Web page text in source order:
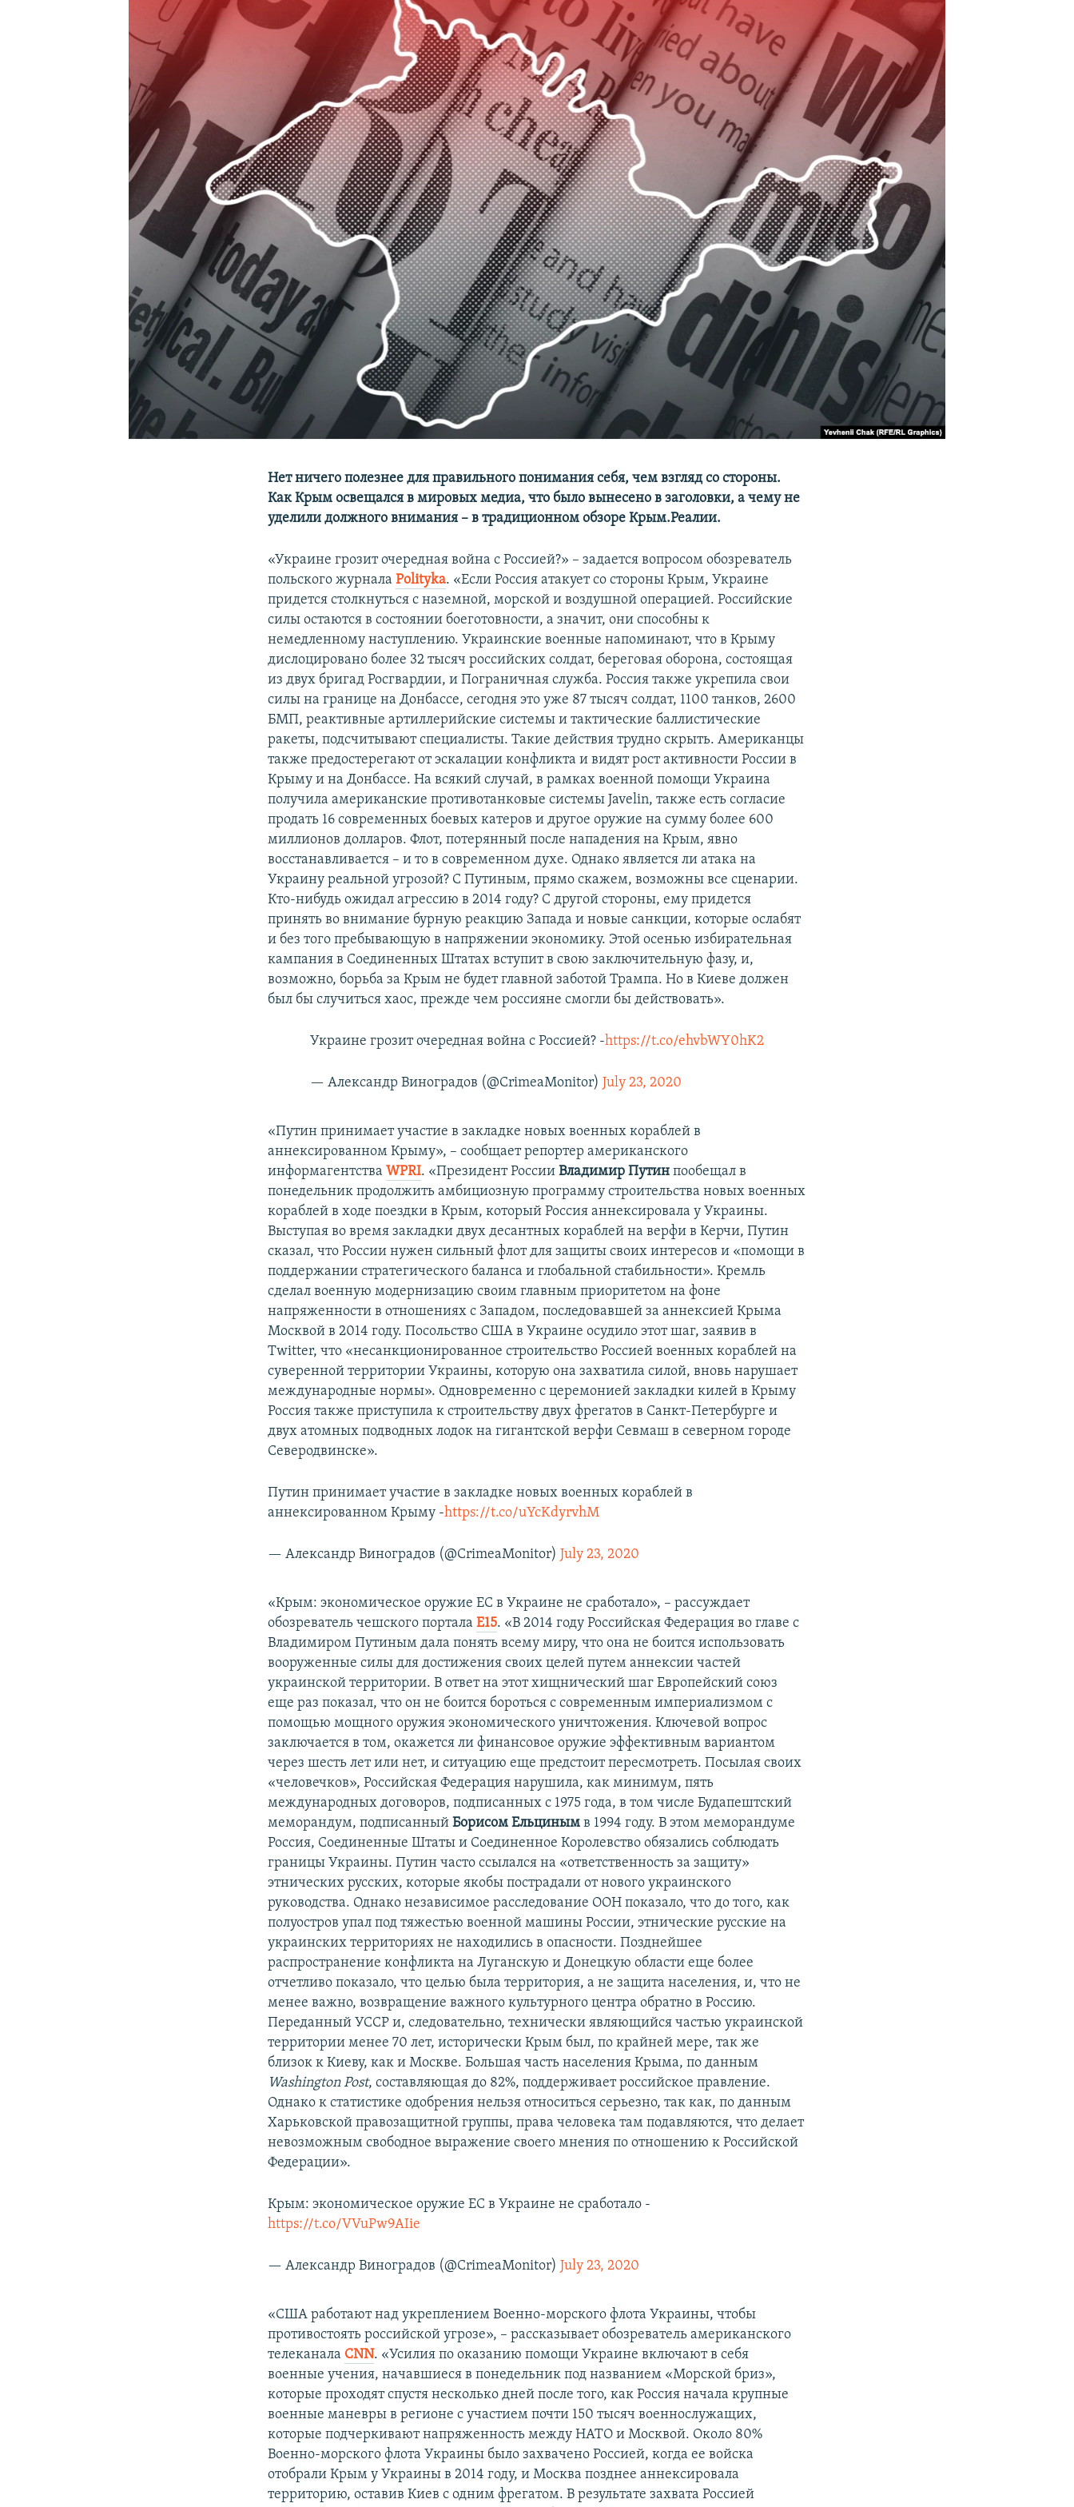
КРЫМ.НЕПОКОРЕННЫЙ
УКРАИНСКАЯ ПРОБЛЕМА КРЫМА
Нет ничего полезнее для правильного понимания себя, чем взгляд со стороны.
Как Крым освещался в мировых медиа, что было вынесено в заголовки, а чему не
уделили должного внимания – в традиционном обзоре Крым.Реалии.
«Украине грозит очередная война с Россией?» – задается вопросом обозреватель
польского журналаРolityka. «Если Россия атакует со стороны Крым, Украине
придется столкнуться с наземной, морской и воздушной операцией. Российские
силы остаются в состоянии боеготовности, а значит, они способны к
немедленному наступлению. Украинские военные напоминают, что в Крыму
дислоцировано более 32 тысяч российских солдат, береговая оборона, состоящая
из двух бригад Росгвардии, и Пограничная служба. Россия также укрепила свои
силы на границе на Донбассе, сегодня это уже 87 тысяч солдат, 1100 танков, 2600
БМП, реактивные артиллерийские системы и тактические баллистические
ракеты, подсчитывают специалисты. Такие действия трудно скрыть. Американцы
также предостерегают от эскалации конфликта и видят рост активности России в
Крыму и на Донбассе. На всякий случай, в рамках военной помощи Украина
получила американские противотанковые системы Javelin, также есть согласие
продать 16 современных боевых катеров и другое оружие на сумму более 600
миллионов долларов. Флот, потерянный после нападения на Крым, явно
восстанавливается – и то в современном духе. Однако является ли атака на
Украину реальной угрозой? С Путиным, прямо скажем, возможны все сценарии.
Кто-нибудь ожидал агрессию в 2014 году? С другой стороны, ему придется
принять во внимание бурную реакцию Запада и новые санкции, которые ослабят
и без того пребывающую в напряжении экономику. Этой осенью избирательная
кампания в Соединенных Штатах вступит в свою заключительную фазу, и,
возможно, борьба за Крым не будет главной заботой Трампа. Но в Киеве должен
был бы случиться хаос, прежде чем россияне смогли бы действовать».
Украине грозит очередная война с Россией? -https://t.co/ehvbWY0hK2
— Александр Виноградов (@CrimeaMonitor) July 23, 2020
«Путин принимает участие в закладке новых военных кораблей в
аннексированном Крыму», – сообщает репортер американского
информагентстваWPRI. «Президент РоссииВладимир Путинпообещал в
понедельник продолжить амбициозную программу строительства новых военных
кораблей в ходе поездки в Крым, который Россия аннексировала у Украины.
Выступая во время закладки двух десантных кораблей на верфи в Керчи, Путин
сказал, что России нужен сильный флот для защиты своих интересов и «помощи в
поддержании стратегического баланса и глобальной стабильности». Кремль
сделал военную модернизацию своим главным приоритетом на фоне
напряженности в отношениях с Западом, последовавшей за аннексией Крыма
Москвой в 2014 году. Посольство США в Украине осудило этот шаг, заявив в
Twitter, что «несанкционированное строительство Россией военных кораблей на
суверенной территории Украины, которую она захватила силой, вновь нарушает
международные нормы». Одновременно с церемонией закладки килей в Крыму
Россия также приступила к строительству двух фрегатов в Санкт-Петербурге и
двух атомных подводных лодок на гигантской верфи Севмаш в северном городе
Северодвинске».
Путин принимает участие в закладке новых военных кораблей в
аннексированном Крыму -https://t.co/uYcKdyrvhM
— Александр Виноградов (@CrimeaMonitor)July 23, 2020
«Крым: экономическое оружие ЕС в Украине не сработало», – рассуждает
обозреватель чешского порталаЕ15. «В 2014 году Российская Федерация во главе с
Владимиром Путиным дала понять всему миру, что она не боится использовать
вооруженные силы для достижения своих целей путем аннексии частей
украинской территории. В ответ на этот хищнический шаг Европейский союз
еще раз показал, что он не боится бороться с современным империализмом с
помощью мощного оружия экономического уничтожения. Ключевой вопрос
заключается в том, окажется ли финансовое оружие эффективным вариантом
через шесть лет или нет, и ситуацию еще предстоит пересмотреть. Посылая своих
«человечков», Российская Федерация нарушила, как минимум, пять
международных договоров, подписанных с 1975 года, в том числе Будапештский
меморандум, подписанныйБорисом Ельциным в 1994 году. В этом меморандуме
Россия, Соединенные Штаты и Соединенное Королевство обязались соблюдать
границы Украины. Путин часто ссылался на «ответственность за защиту»
этнических русских, которые якобы пострадали от нового украинского
руководства. Однако независимое расследование ООН показало, что до того, как
полуостров упал под тяжестью военной машины России, этнические русские на
украинских территориях не находились в опасности. Позднейшее
распространение конфликта на Луганскую и Донецкую области еще более
отчетливо показало, что целью была территория, а не защита населения, и, что не
менее важно, возвращение важного культурного центра обратно в Россию.
Переданный УССР и, следовательно, технически являющийся частью украинской
территории менее 70 лет, исторически Крым был, по крайней мере, так же
близок к Киеву, как и Москве. Большая часть населения Крыма, по данным
Washington Post, составляющая до 82%, поддерживает российское правление.
Однако к статистике одобрения нельзя относиться серьезно, так как, по данным
Харьковской правозащитной группы, права человека там подавляются, что делает
невозможным свободное выражение своего мнения по отношению к Российской
Федерации».
Крым: экономическое оружие ЕС в Украине не сработало -
https://t.co/VVuPw9AIie
— Александр Виноградов (@CrimeaMonitor)July 23, 2020
«США работают над укреплением Военно-морского флота Украины, чтобы
противостоять российской угрозе», – рассказывает обозреватель американского
телеканала CNN. «Усилия по оказанию помощи Украине включают в себя
военные учения, начавшиеся в понедельник под названием «Морской бриз»,
которые проходят спустя несколько дней после того, как Россия начала крупные
военные маневры в регионе с участием почти 150 тысяч военнослужащих,
которые подчеркивают напряженность между НАТО и Москвой. Около 80%
Военно-морского флота Украины было захвачено Россией, когда ее войска
отобрали Крым у Украины в 2014 году, и Москва позднее аннексировала
территорию, оставив Киев с одним фрегатом. В результате захвата Россией